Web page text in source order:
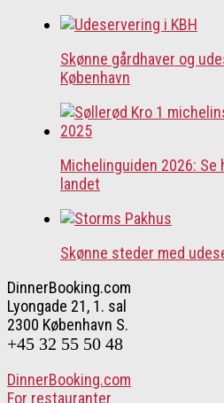
Skønne gårdhaver og
København
Michelinguiden 2026:
landet
Skønne steder med
DinnerBooking.com
Lyongade 21, 1. sal
2300 København S.
+45 32 55 50 48
DinnerBooking.com
For restauranter